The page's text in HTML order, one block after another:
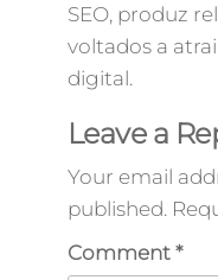
SEO, produz
voltados a
digital.
Leave a
Your email
published.
Comment *